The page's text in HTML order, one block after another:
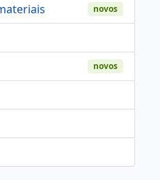
novos
novos